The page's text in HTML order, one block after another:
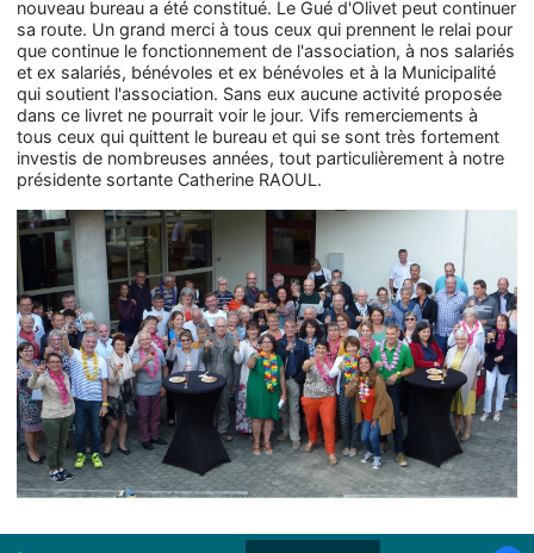
nouveau bureau a été constitué. Le Gué d'Olivet peut continuer
sa route. Un grand merci à tous ceux qui prennent le relai pour
que continue le fonctionnement de l'association, à nos salariés
et ex salariés, bénévoles et ex bénévoles et à la Municipalité
qui soutient l'association. Sans eux aucune activité proposée
dans ce livret ne pourrait voir le jour. Vifs remerciements à
tous ceux qui quittent le bureau et qui se sont très fortement
investis de nombreuses années, tout particulièrement à notre
présidente sortante Catherine RAOUL.